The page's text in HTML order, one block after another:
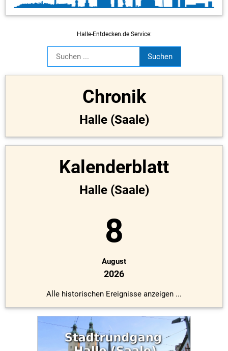
Halle-Entdecken.de Service:
Chronik
Halle (Saale)
Kalenderblatt
Halle (Saale)
8
August
2026
Alle historischen Ereignisse anzeigen ...